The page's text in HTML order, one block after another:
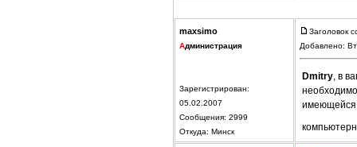
maxsimo
Администрация
Зарегистрирован:
05.02.2007
Сообщения: 2999
Откуда: Минск
Заголовок
Добавлено:
Dmitry, в
имеющейся